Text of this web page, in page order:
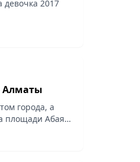
девочка 2017
Алматы
города, а
площади Абая